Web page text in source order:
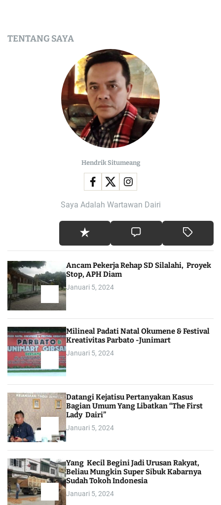
TENTANG SAYA
Hendrik Situmeang
Saya Adalah Wartawan Dairi
Ancam Pekerja Rehap SD Silalahi, Proyek
Stop, APH Diam
Januari 5, 2024
Milineal Padati Natal Okumene & Festival
Kreativitas Parbato -Junimart
Januari 5, 2024
Datangi Kejatisu Pertanyakan Kasus
Bagian Umum Yang Libatkan “The First
Lady Dairi”
Januari 5, 2024
Yang Kecil Begini Jadi Urusan Rakyat,
Beliau Mungkin Super Sibuk Kabarnya
Sudah Tokoh Indonesia
Januari 5, 2024